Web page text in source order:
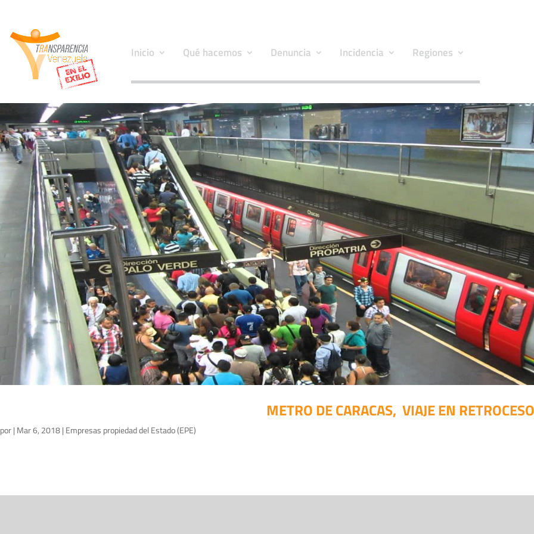
Inicio Qué hacemos Denuncia Incidencia Regiones
METRO DE CARACAS, VIAJE EN RETROCESO
por| Mar 6, 2018| Empresas propiedad del Estado (EPE)